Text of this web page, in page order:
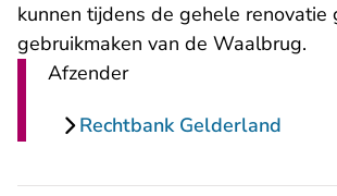
kunnen tijdens de gehele renovatie
gebruikmaken van de Waalbrug.
Afzender
Rechtbank Gelderland